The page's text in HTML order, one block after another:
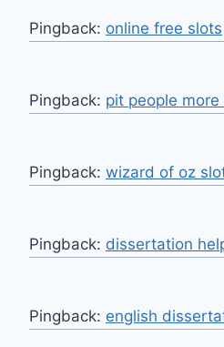
Pingback: online free slots
Pingback: pit people more
Pingback: wizard of oz
Pingback: dissertation
Pingback: english